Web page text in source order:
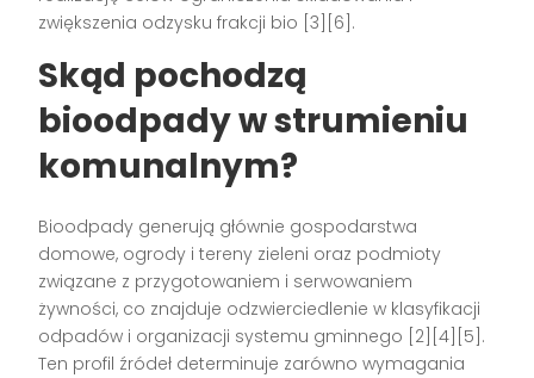
zwiększenia odzysku frakcji bio [3][6].
Skąd pochodzą
bioodpady w strumieniu
komunalnym?
Bioodpady generują głównie gospodarstwa
domowe, ogrody i tereny zieleni oraz podmioty
związane z przygotowaniem i serwowaniem
żywności, co znajduje odzwierciedlenie w klasyfikacji
odpadów i organizacji systemu gminnego [2][4][5].
Ten profil źródeł determinuje zarówno wymagania